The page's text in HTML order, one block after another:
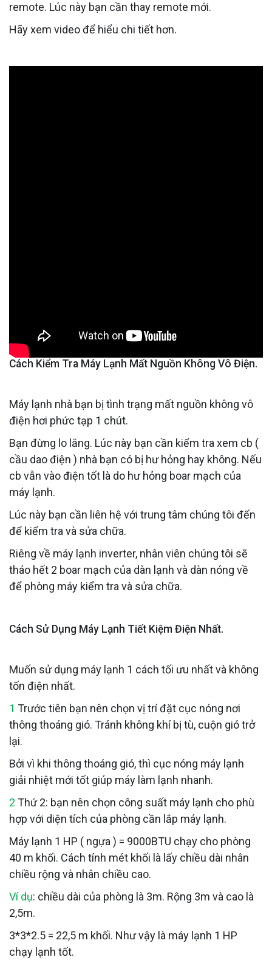
remote. Lúc này bạn cần thay remote mới.
Hãy xem video để hiểu chi tiết hơn.
Cách Kiểm Tra Máy Lạnh Mất Nguồn Không Vô Điện.
Máy lạnh nhà bạn bị tình trạng mất nguồn không vô
điện hơi phức tạp 1 chút.
Bạn đừng lo lắng. Lúc này bạn cần kiểm tra xem cb (
cầu dao điện ) nhà bạn có bị hư hỏng hay không. Nếu
cb vẫn vào điện tốt là do hư hỏng boar mạch của
máy lạnh.
Lúc này bạn cần liên hệ với trung tâm chúng tôi đến
để kiểm tra và sửa chữa.
Riêng về máy lạnh inverter, nhân viên chúng tôi sẽ
tháo hết 2 boar mạch của dàn lạnh và dàn nóng về
để phòng máy kiểm tra và sửa chữa.
Cách Sử Dụng Máy Lạnh Tiết Kiệm Điện Nhất.
Muốn sử dụng máy lạnh 1 cách tối ưu nhất và không
tốn điện nhất.
1 Trước tiên bạn nên chọn vị trí đặt cục nóng nơi
thông thoáng gió. Tránh không khí bị tù, cuộn gió trở
lại.
Bởi vì khi thông thoáng gió, thì cục nóng máy lạnh
giải nhiệt mới tốt giúp máy làm lạnh nhanh.
2 Thứ 2: bạn nên chọn công suất máy lạnh cho phù
hợp với diện tích của phòng cần lắp máy lạnh.
Máy lạnh 1 HP ( ngựa ) = 9000BTU chạy cho phòng
40 m khối. Cách tính mét khối là lấy chiều dài nhân
chiều rộng và nhân chiều cao.
Ví dụ: chiều dài của phòng là 3m. Rộng 3m và cao là
2,5m.
3*3*2.5 = 22,5 m khối. Như vậy là máy lạnh 1 HP
chạy lạnh tốt.